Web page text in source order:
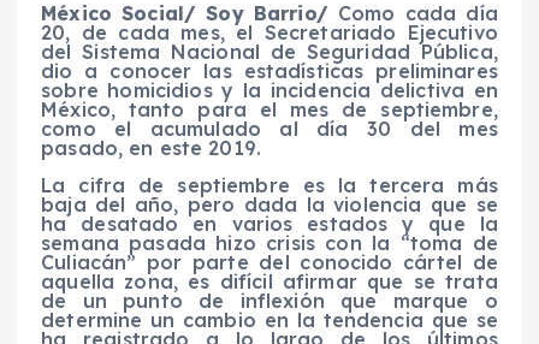
México Social/ Soy Barrio/ Como cada día
20, de cada mes, el Secretariado Ejecutivo
del Sistema Nacional de Seguridad Pública,
dio a conocer las estadísticas preliminares
sobre homicidios y la incidencia delictiva en
México, tanto para el mes de septiembre,
como el acumulado al día 30 del mes
pasado, en este 2019.
La cifra de septiembre es la tercera más
baja del año, pero dada la violencia que se
ha desatado en varios estados y que la
semana pasada hizo crisis con la “toma de
Culiacán” por parte del conocido cártel de
aquella zona, es difícil afirmar que se trata
de un punto de inflexión que marque o
determine un cambio en la tendencia que se
ha registrado a lo largo de los últimos